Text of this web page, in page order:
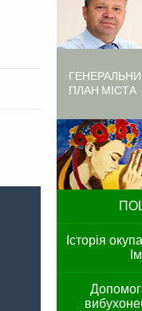
ПЛАН МІСТА
Історія